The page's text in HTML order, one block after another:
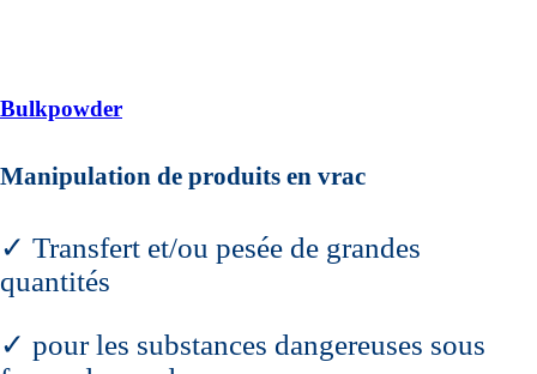
Bulkpowder
Manipulation de produits en vrac
✓ Transfert et/ou pesée de grandes
quantités
✓ pour les substances dangereuses sous